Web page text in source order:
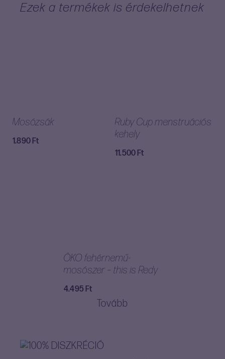
Ezek a termékek is érdekelhetnek
Mosózsák
1.890Ft
Ruby Cup menstruációs
kehely
11.500Ft
ÖKO fehérnemű-
mosószer – this is Redy
4.495Ft
Tovább